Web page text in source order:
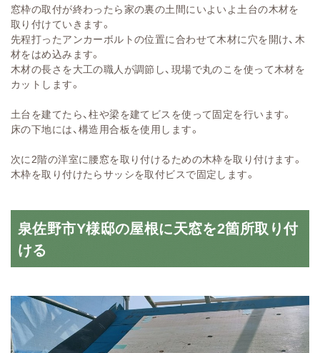
窓枠の取付が終わったら家の裏の土間にいよいよ土台の木材を
取り付けていきます。
先程打ったアンカーボルトの位置に合わせて木材に穴を開け、木
材をはめ込みます。
木材の長さを大工の職人が調節し、現場で丸のこを使って木材を
カットします。
土台を建てたら、柱や梁を建てビスを使って固定を行います。
床の下地には、構造用合板を使用します。
次に2階の洋室に腰窓を取り付けるための木枠を取り付けます。
木枠を取り付けたらサッシを取付ビスで固定します。
泉佐野市Y様邸の屋根に天窓を2箇所取り付
ける